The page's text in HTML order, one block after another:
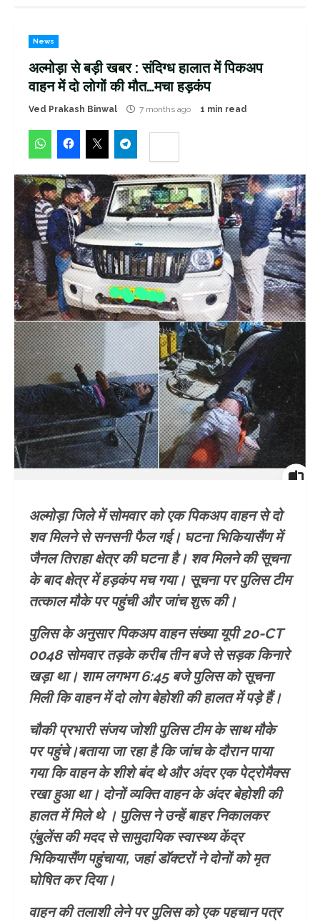
News
अल्मोड़ा से बड़ी खबर : संदिग्ध हालात में पिकअप
वाहन में दो लोगों की मौत…मचा हड़कंप
Ved Prakash Binwal 7 months ago 1 min read
अल्मोड़ा जिले में सोमवार को एक पिकअप वाहन से दो
शव मिलने से सनसनी फैल गई। घटना भिकियासैंण में
जैनल तिराहा क्षेत्र की घटना है। शव मिलने की सूचना
के बाद क्षेत्र में हड़कंप मच गया। सूचना पर पुलिस टीम
तत्काल मौके पर पहुंची और जांच शुरू की।
पुलिस के अनुसार पिकअप वाहन संख्या यूपी 20-CT
0048 सोमवार तड़के करीब तीन बजे से सड़क किनारे
खड़ा था। शाम लगभग 6:45 बजे पुलिस को सूचना
मिली कि वाहन में दो लोग बेहोशी की हालत में पड़े हैं।
चौकी प्रभारी संजय जोशी पुलिस टीम के साथ मौके
पर पहुंचे।बताया जा रहा है कि जांच के दौरान पाया
गया कि वाहन के शीशे बंद थे और अंदर एक पेट्रोमैक्स
रखा हुआ था। दोनों व्यक्ति वाहन के अंदर बेहोशी की
हालत में मिले थे । पुलिस ने उन्हें बाहर निकालकर
एंबुलेंस की मदद से सामुदायिक स्वास्थ्य केंद्र
भिकियासैंण पहुंचाया, जहां डॉक्टरों ने दोनों को मृत
घोषित कर दिया।
वाहन की तलाशी लेने पर पुलिस को एक पहचान पत्र